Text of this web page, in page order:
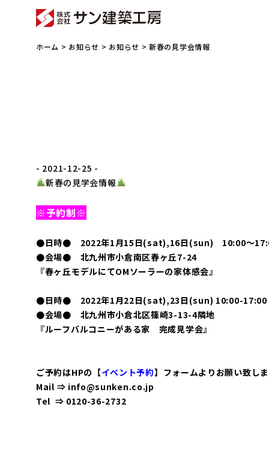
ホーム > お知らせ > お知らせ > 新春の見学会情報
- 2021-12-25 -
新春の見学会情報
※予約制※
●日時● 2022年1月15日(sat),16日 (sun) 10:00〜
●会場● 北九州市小倉南区春ヶ丘7-24
『春ヶ丘モデルにてOMソーラーの家体感会』
●日時● 2022年1月22日(sat),23日(sun) 10:00-17:00
●会場● 北九州市小倉北区篠崎3-13-4隣地
『ルーフバルコニーがある家 完成見学会』
ご予約はHPの【イベント予約】フォームよりお願い致し
Mail ⇒ info@sunken.co.jp
Tel ⇒ 0120-36-2732